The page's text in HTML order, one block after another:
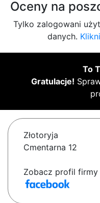
Oceny na
Tylko zalogowani
danych.
To
Gratulacje!
Złotoryja
Cmentarna 12
Zobacz profil firmy